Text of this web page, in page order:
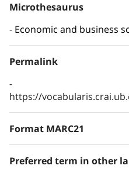
Microthesaurus
Economic and business
Permalink
https://
Format MARC21
Preferred term in other